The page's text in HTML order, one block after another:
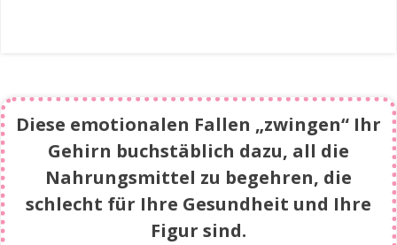
Diese emotionalen Fallen „zwingen“ Ihr
Gehirn buchstäblich dazu, all die
Nahrungsmittel zu begehren, die
schlecht für Ihre Gesundheit und Ihre
Figur sind.